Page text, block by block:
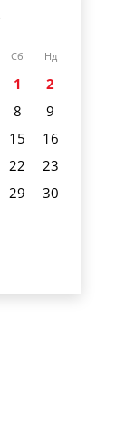
Сб Нд
1
2
8
9
15
16
22
23
29
30